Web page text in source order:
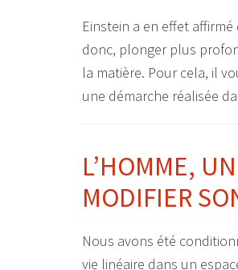
Einstein a en effet
donc, plonger plus
la matière. Pour cela, il
une démarche réalisée
L’HOMME,
MODIFIER
Nous avons été
vie linéaire dans un